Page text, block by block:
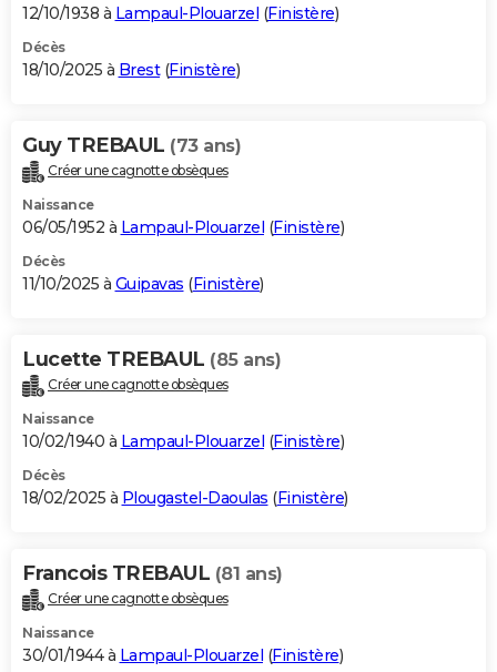
GUIDES D'ACHAT
BONS PLANS
Carte de Noël
Carte Bonne année
Carte Saint-Valentin
Carte Pâques
Carte d'anniversaire
DICTIONNAIRE
Dictionnaire
Biographies
Citations
Expressions
Proverbes
PROGRAMME TV
S'inscrire
Se connecter
Lycées
Collèges
Primaires
Universités
Entreprises
Service militaire
Avis de recherche
AVIS DE DÉCÈS
Bricolage
Lifestyle
Culture
Sport
Auto
Television
Voyage
Cinema
12/10/1938 à Lampaul-Plouarzel (Finistère)
Décès
18/10/2025 à Brest(Finistère)
Guy TREBAUL (73 ans)
Créer une cagnotte obsèques
Naissance
06/05/1952 à Lampaul-Plouarzel (Finistère)
Décès
11/10/2025 à Guipavas (Finistère)
Lucette TREBAUL (85 ans)
Créer une cagnotte obsèques
Naissance
10/02/1940 à Lampaul-Plouarzel (Finistère)
Décès
18/02/2025 à Plougastel-Daoulas (Finistère)
Francois TREBAUL (81 ans)
Créer une cagnotte obsèques
Naissance
30/01/1944 à Lampaul-Plouarzel (Finistère)